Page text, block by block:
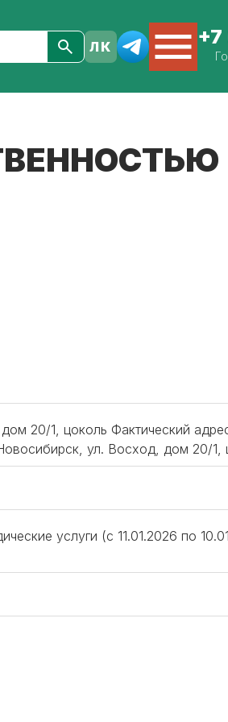
20/1, цоколь Фактический
ул. Восход, дом 20/1,
услуги (c 11.01.2026 по